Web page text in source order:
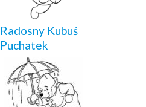
Radosny Kubuś
Puchatek